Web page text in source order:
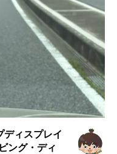
ディスプレイ
ング・ディ